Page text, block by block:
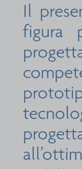
Il
figura